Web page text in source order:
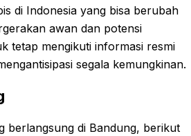
di Indonesia yang bisa berubah
awan dan potensi
tetap mengikuti informasi resmi
segala kemungkinan.
berlangsung di Bandung, berikut